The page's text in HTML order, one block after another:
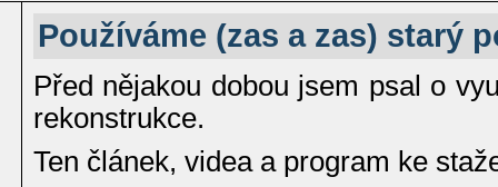
Používáme (zas a zas) starý
Před nějakou dobou jsem psal o
rekonstrukce.
Ten článek, videa a program ke